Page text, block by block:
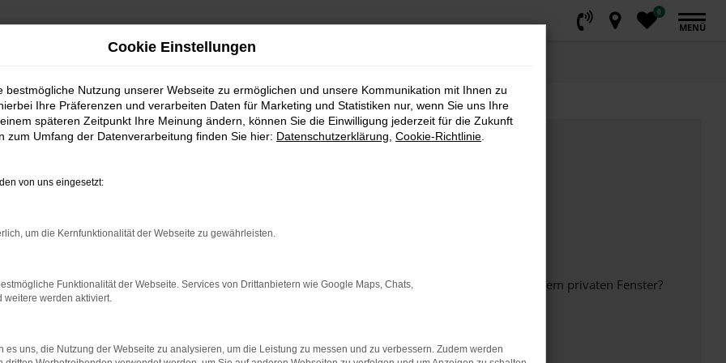
0
MENÜ
bestimmter Seiten verhindern. Funktioniert die Seite in einem anderen Browser oder in einem privaten Fenster?
beheben.
auf dem neuesten Stand sind.
Cookie Einstellungen
bestmögliche Nutzung unserer Webseite zu ermöglichen und unsere Kommunikation mit Ihnen zu
Ihre Präferenzen und verarbeiten Daten für Marketing und Statistiken nur, wenn Sie uns Ihre
späteren Zeitpunkt Ihre Meinung ändern, können Sie die Einwilligung jederzeit für die Zukunft
zum Umfang der Datenverarbeitung finden Sie hier: Datenschutzerklärung Cookie-Richtlinie
von uns eingesetzt:
um die Kernfunktionalität der Webseite zu gewährleisten.
Funktionalität der Webseite. Services von Drittanbietern wie Google Maps, Chats,
weitere werden aktiviert.
es uns, die Nutzung der Webseite zu analysieren, um die Leistung zu messen und zu verbessern. Zudem werden